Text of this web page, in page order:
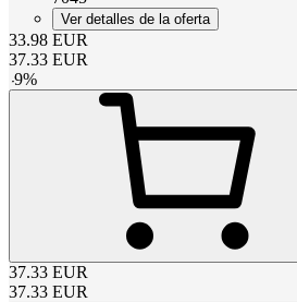
Ver detalles de la oferta
33.98 EUR
37.33 EUR
-9%
37.33 EUR
37.33 EUR